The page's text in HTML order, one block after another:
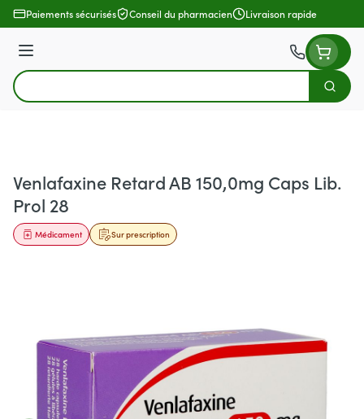
Aller au contenu
Paiements sécurisés Conseil du pharmacien Livraison rapide
Menu
Rechercher
Venlafaxine Retard AB 150,0mg Caps Lib.
Prol 28
Sur prescription
Médicament